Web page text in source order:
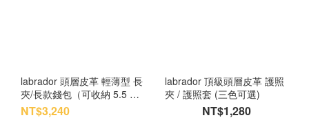
labrador 頭層皮革 輕薄型 長
夾/長款錢包（可收納 5.5 吋
手機）
NT$3,240
labrador 頂級頭層皮革 護照
夾 / 護照套 (三色可選)
NT$1,280